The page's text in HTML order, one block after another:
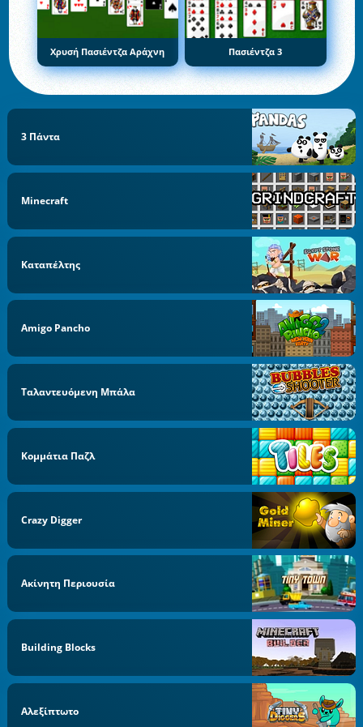
Χρυσή Πασιέντζα Αράχνη Πασιέντζα 3
3 Πάντα
Minecraft
Καταπέλτης
Amigo Pancho
Ταλαντευόμενη Μπάλα
Κομμάτια Παζλ
Crazy Digger
Ακίνητη Περιουσία
Building Blocks
Αλεξίπτωτο